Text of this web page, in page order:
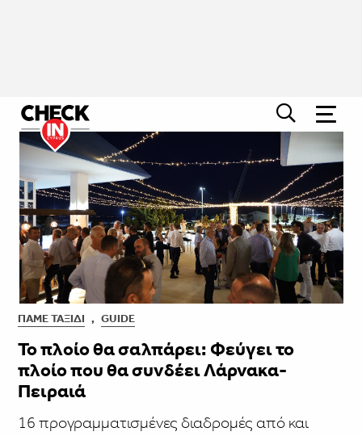
ΠΆΜΕ ΤΑΞΊΔΙ , GUIDE
Το πλοίο θα σαλπάρει: Φεύγει το
πλοίο που θα συνδέει Λάρνακα-
Πειραιά
16 προγραμματισμένες διαδρομές από και